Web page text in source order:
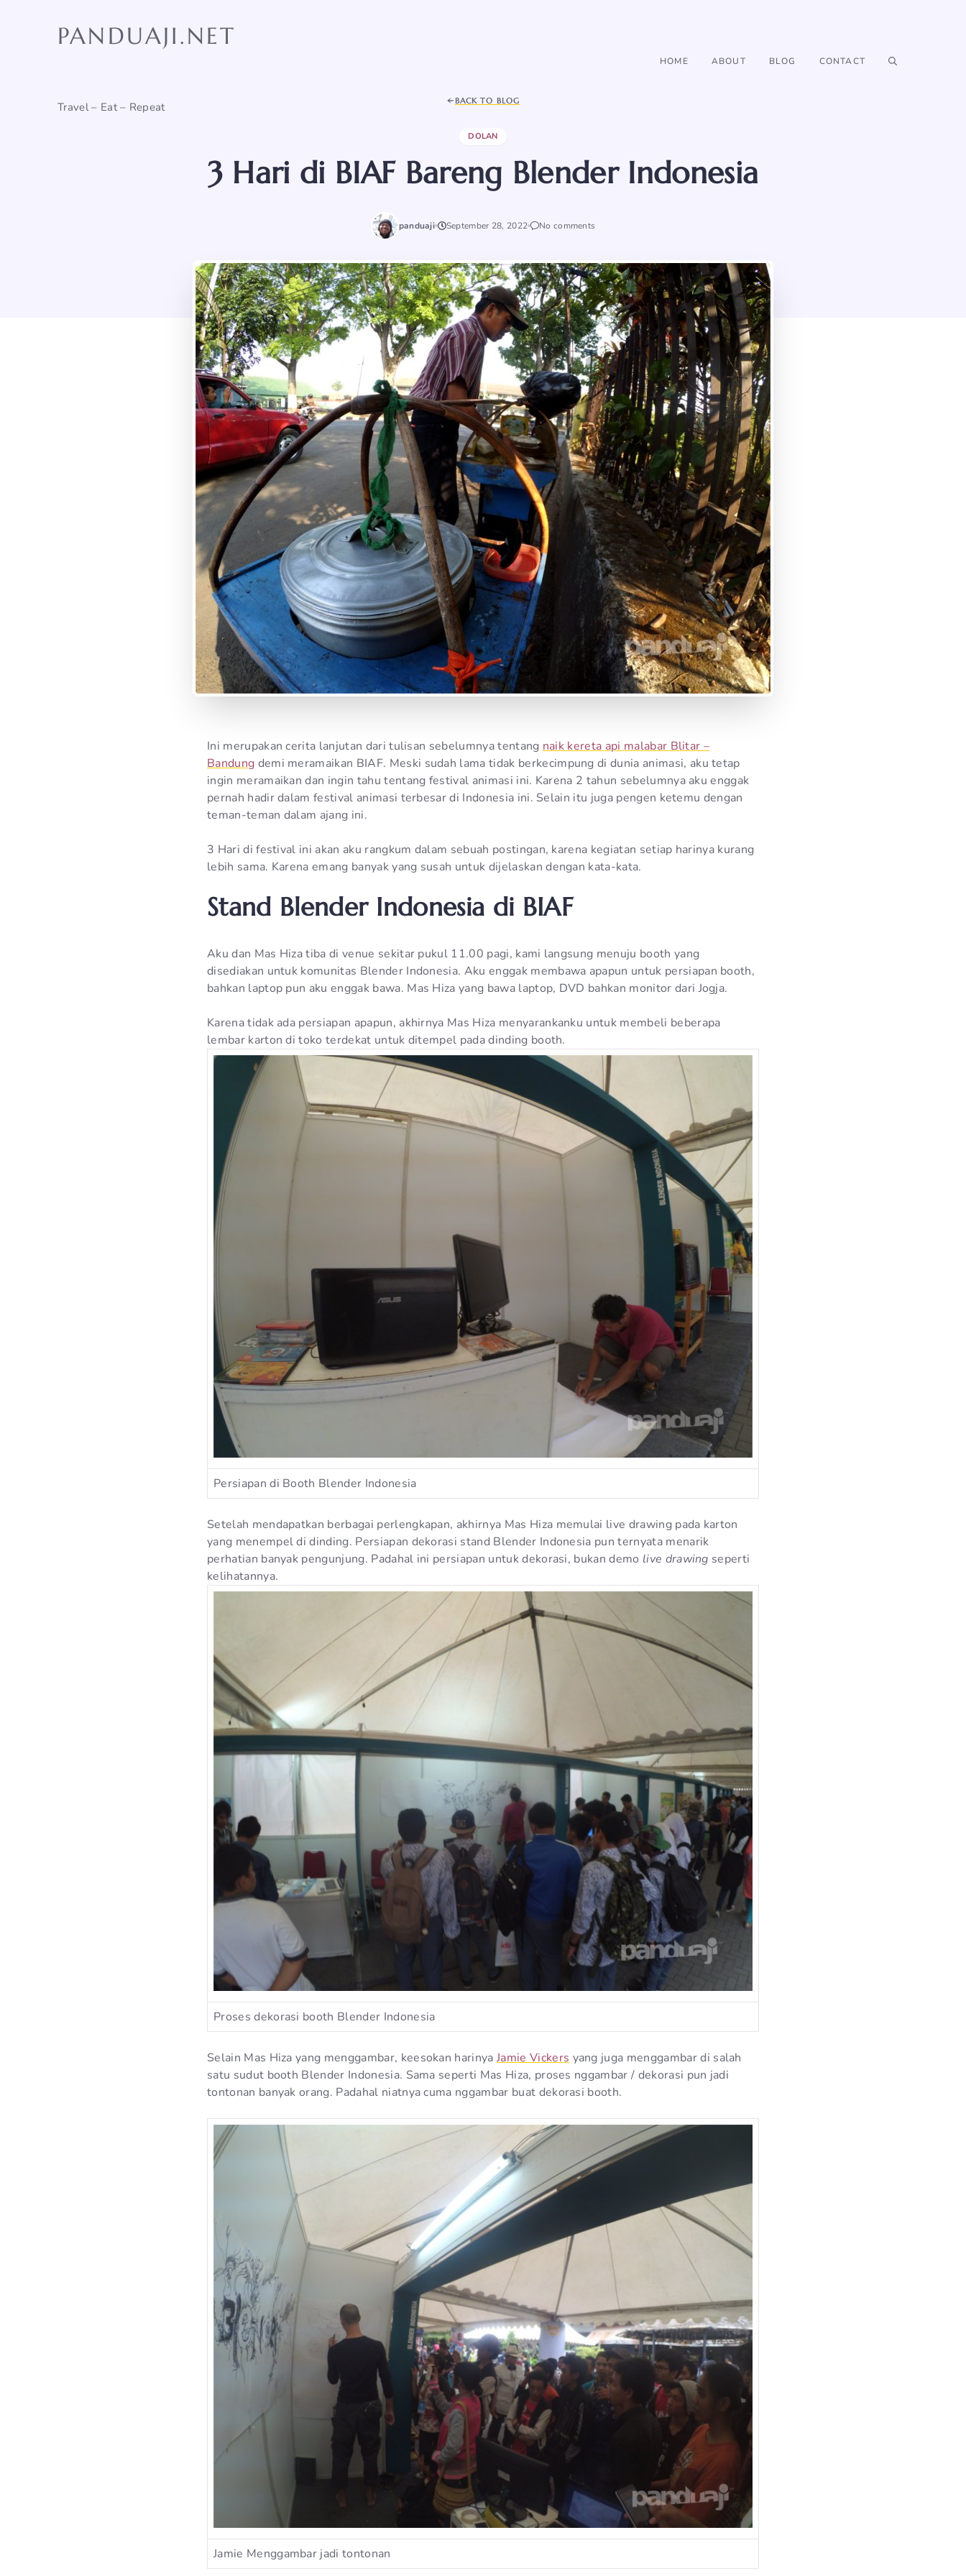
PANDUAJI.NET
Travel – Eat – Repeat
HOME ABOUT BLOG CONTACT
BACK TO BLOG
DOLAN
3 Hari di BIAF Bareng Blender Indonesia
panduaji September 28, 2022 No comments
Ini merupakan cerita lanjutan dari tulisan sebelumnya tentang naik kereta api malabar Blitar –
Bandung demi meramaikan BIAF. Meski sudah lama tidak berkecimpung di dunia animasi, aku tetap
ingin meramaikan dan ingin tahu tentang festival animasi ini. Karena 2 tahun sebelumnya aku enggak
pernah hadir dalam festival animasi terbesar di Indonesia ini. Selain itu juga pengen ketemu dengan
teman-teman dalam ajang ini.
3 Hari di festival ini akan aku rangkum dalam sebuah postingan, karena kegiatan setiap harinya kurang
lebih sama. Karena emang banyak yang susah untuk dijelaskan dengan kata-kata.
Stand Blender Indonesia di BIAF
Aku dan Mas Hiza tiba di venue sekitar pukul 11.00 pagi, kami langsung menuju booth yang
disediakan untuk komunitas Blender Indonesia. Aku enggak membawa apapun untuk persiapan booth,
bahkan laptop pun aku enggak bawa. Mas Hiza yang bawa laptop, DVD bahkan monitor dari Jogja.
Karena tidak ada persiapan apapun, akhirnya Mas Hiza menyarankanku untuk membeli beberapa
lembar karton di toko terdekat untuk ditempel pada dinding booth.
Persiapan di Booth Blender Indonesia
Setelah mendapatkan berbagai perlengkapan, akhirnya Mas Hiza memulai live drawing pada karton
yang menempel di dinding. Persiapan dekorasi stand Blender Indonesia pun ternyata menarik
perhatian banyak pengunjung. Padahal ini persiapan untuk dekorasi, bukan demo live drawing seperti
kelihatannya.
Proses dekorasi booth Blender Indonesia
Selain Mas Hiza yang menggambar, keesokan harinyaJamie Vickers yang juga menggambar di salah
satu sudut booth Blender Indonesia. Sama seperti Mas Hiza, proses nggambar / dekorasi pun jadi
tontonan banyak orang. Padahal niatnya cuma nggambar buat dekorasi booth.
Jamie Menggambar jadi tontonan